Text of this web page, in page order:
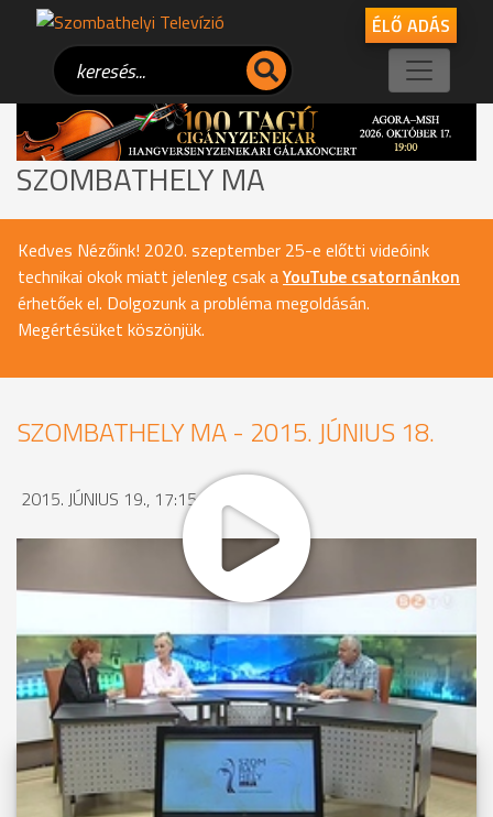
ÉLŐ ADÁS
SZOMBATHELY MA
Kedves Nézőink! 2020. szeptember 25-e előtti videóink
technikai okok miatt jelenleg csak aYouTube csatornánkon
érhetőek el. Dolgozunk a probléma megoldásán.
Megértésüket köszönjük.
SZOMBATHELY MA - 2015. JÚNIUS 18.
2015. JÚNIUS 19., 17:15
MEGOSZTÁS
Videóink megtekinthetőek
Youtube-csatornánkon is!